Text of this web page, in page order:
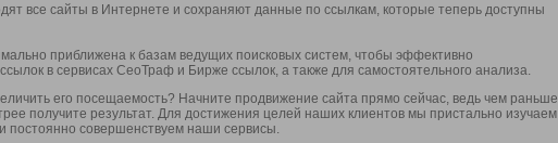
все сайты в Интернете и сохраняют данные по ссылкам, которые теперь доступны
приближена к базам ведущих поисковых систем, чтобы эффективно
в сервисах СеоТраф и Бирже ссылок, а также для самостоятельного анализа.
его посещаемость? Начните продвижение сайта прямо сейчас, ведь чем раньше
получите результат. Для достижения целей наших клиентов мы пристально изучаем
постоянно совершенствуем наши сервисы.